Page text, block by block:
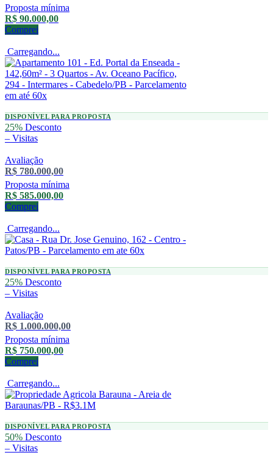
Proposta mínima
R$ 90.000,00
Comprei
Carregando...
DISPONÍVEL PARA PROPOSTA
25% Desconto
– Visitas
Avaliação
R$ 780.000,00
Proposta mínima
R$ 585.000,00
Comprei
Carregando...
DISPONÍVEL PARA PROPOSTA
25% Desconto
– Visitas
Avaliação
R$ 1.000.000,00
Proposta mínima
R$ 750.000,00
Comprei
Carregando...
DISPONÍVEL PARA PROPOSTA
50% Desconto
– Visitas